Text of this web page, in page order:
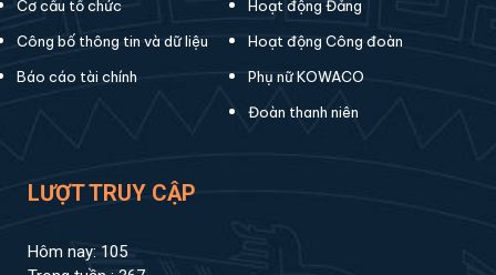
Cơ cấu tổ chức
Công bố thông tin và dữ liệu
Báo cáo tài chính
Hoạt động Đảng
Hoạt động Công đoàn
Phụ nữ KOWACO
Đoàn thanh niên
LƯỢT TRUY CẬP
Hôm nay: 105